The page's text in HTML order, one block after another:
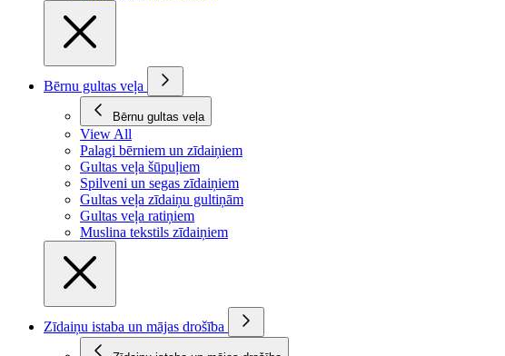
Bērnu gultas veļa
Bērnu gultas veļa
View All
Palagi bērniem un zīdaiņiem
Gultas veļa šūpuļiem
Spilveni un segas zīdaiņiem
Gultas veļa zīdaiņu gultiņām
Gultas veļa ratiņiem
Muslina tekstils zīdaiņiem
Zīdaiņu istaba un mājas drošība